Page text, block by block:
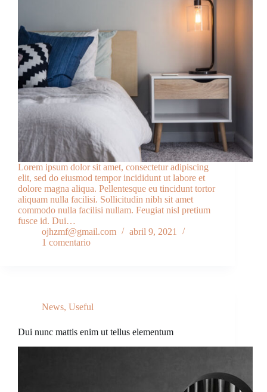
Lorem ipsum dolor sit amet, consectetur adipiscing
elit, sed do eiusmod tempor incididunt ut labore et
dolore magna aliqua. Pellentesque eu tincidunt tortor
aliquam nulla facilisi. Sollicitudin nibh sit amet
commodo nulla facilisi nullam. Feugiat nisl pretium
fusce id. Dui…
ojhzmf@gmail.com
abril 9, 2021
1 comentario
News, Useful
Dui nunc mattis enim ut tellus elementum